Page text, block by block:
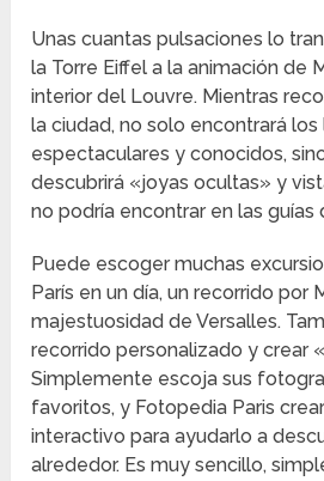
Unas cuantas pulsaciones lo
la Torre Eiffel a la animación de
interior del Louvre. Mientras
la ciudad, no solo encontrará los
espectaculares y conocidos,
descubrirá «joyas ocultas» y
no podría encontrar en las guías
Puede escoger muchas
París en un día, un recorrido por
majestuosidad de Versalles.
recorrido personalizado y crear
Simplemente escoja sus
favoritos, y Fotopedia Paris
interactivo para ayudarlo a
alrededor. Es muy sencillo,